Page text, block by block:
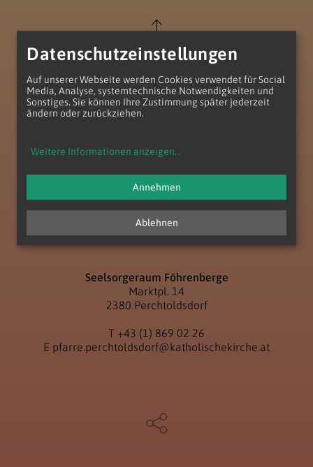
zum Anfang der Seite
Seelsorgeraum Föhrenberge
Marktpl. 14
2380 Perchtoldsdorf
T +43 (1) 869 02 26
E pfarre.perchtoldsdorf@katholischekirche.at
Datenschutzeinstellungen
Auf unserer Webseite werden Cookies verwendet für Social
Media, Analyse, systemtechnische Notwendigkeiten und
Sonstiges. Sie können Ihre Zustimmung später jederzeit
ändern oder zurückziehen.
Weitere Informationen anzeigen...
Ablehnen
Annehmen